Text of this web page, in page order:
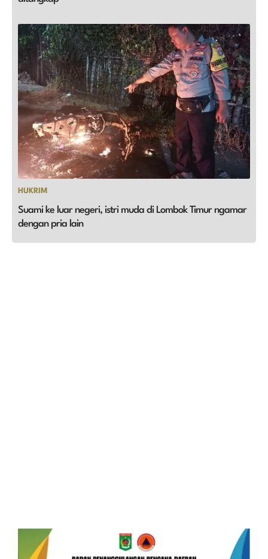
HUKRIM
Suami ke luar negeri, istri muda di Lombok Timur ngamar
dengan pria lain